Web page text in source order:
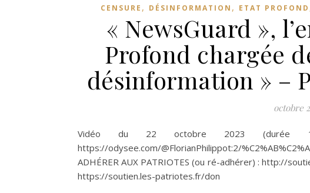
CENSURE , DÉSINFORMATION , ETAT PROFOND
« NewsGuard »,
Profond chargée
désinformation » –
octobre
Vidéo du 22 octobre 2023 (durée
https://odysee.com/@FlorianPhilippot:2/
ADHÉRER AUX PATRIOTES (ou ré-adhérer) : http://
https://soutien.les-patriotes.fr/don